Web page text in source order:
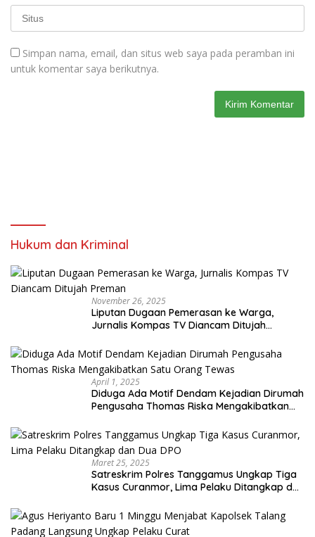
Simpan nama, email, dan situs web saya pada peramban ini
untuk komentar saya berikutnya.
Hukum dan Kriminal
November 26, 2025
Liputan Dugaan Pemerasan ke Warga,
Jurnalis Kompas TV Diancam Ditujah
April 1, 2025
Diduga Ada Motif Dendam Kejadian Dirumah
Pengusaha Thomas Riska Mengakibatkan
Maret 25, 2025
Satreskrim Polres Tanggamus Ungkap Tiga
Kasus Curanmor, Lima Pelaku Ditangkap dan